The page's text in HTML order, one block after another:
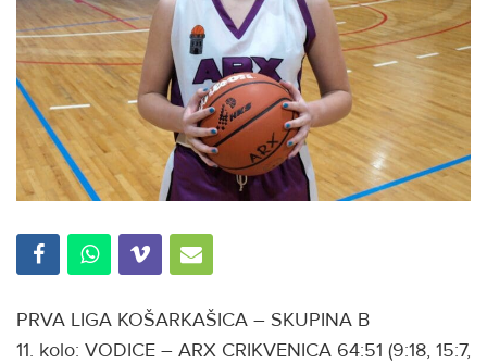
PRVA LIGA KOŠARKAŠICA – SKUPINA B
11. kolo: VODICE – ARX CRIKVENICA 64:51 (9:18, 15:7,